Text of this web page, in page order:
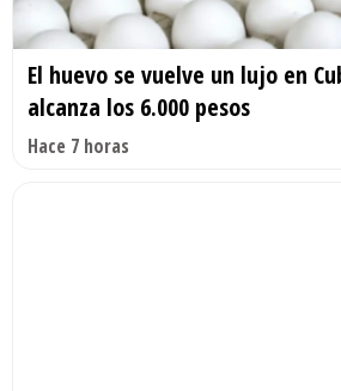
El huevo se vuelve un lujo en
alcanza los 6.000 pesos
Hace 7 horas